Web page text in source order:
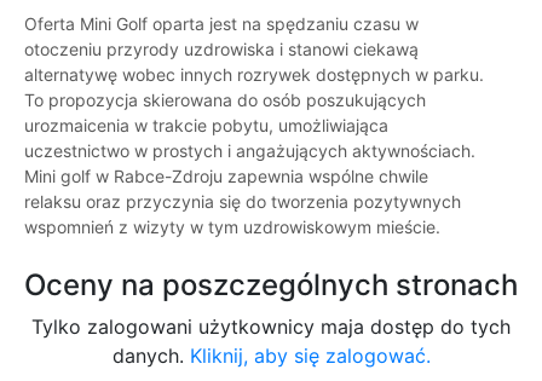
Oferta Mini Golf oparta jest na spędzaniu czasu w
otoczeniu przyrody uzdrowiska i stanowi ciekawą
alternatywę wobec innych rozrywek dostępnych w parku.
To propozycja skierowana do osób poszukujących
urozmaicenia w trakcie pobytu, umożliwiająca
uczestnictwo w prostych i angażujących aktywnościach.
Mini golf w Rabce-Zdroju zapewnia wspólne chwile
relaksu oraz przyczynia się do tworzenia pozytywnych
wspomnień z wizyty w tym uzdrowiskowym mieście.
Oceny na poszczególnych stronach
Tylko zalogowani użytkownicy maja dostęp do tych
danych. Kliknij, aby się zalogować.